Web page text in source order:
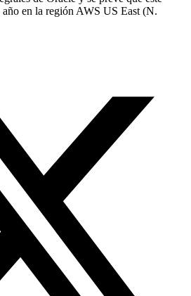
en la región AWS US East (N.